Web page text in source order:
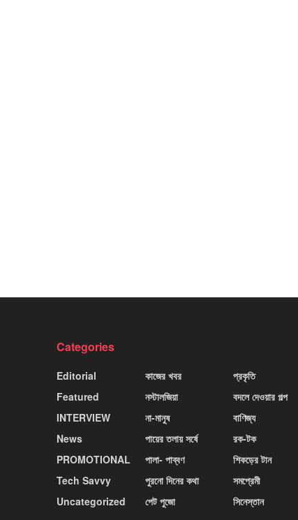
Categories
Editorial
Featured
INTERVIEW
News
PROMOTIONAL
Tech Savvy
Uncategorized
কাজের খবর
নস্টালজিয়া
না-মানুষ
পায়ের তলায় সর্ষে
পালা- পাব্বণ
পুরনো দিনের কথা
পেট পুজো
প্রকৃতি
বদলে দেওয়ার গল্প
বাণিজ্য
রক-টক
শিকড়ের টান
সমপ্রেমী
সিনেস্তান